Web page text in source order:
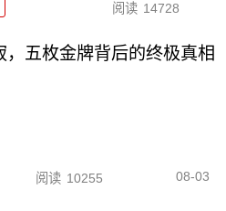
阅读 14728
五枚金牌背后的终极真相
阅读 10255 08-03